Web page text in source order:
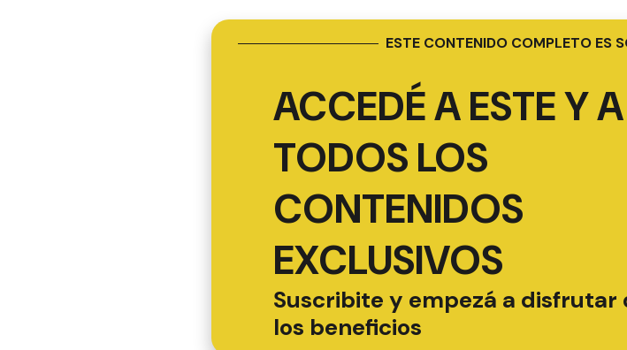
ESTE CONTENIDO COMPLETO ES
ACCEDÉ A ESTE Y A
TODOS LOS
CONTENIDOS
EXCLUSIVOS
Suscribite y empezá a disfrutar
los beneficios